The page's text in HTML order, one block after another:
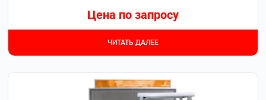
Цена по запросу
ЧИТАТЬ ДАЛЕЕ